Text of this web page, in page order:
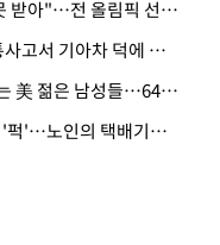
· "척추 부상에도 검사 못 받아"…전 올림픽 선수, 美봅슬레이협회 상대 소송
· 英유명 여배우, 큰 교통사고서 기아차 덕에 살았다
· "주식 매일 사고판다"는 美 젊은 남성들…64%가 "나는 인생의 패배자“
· 엘베 문 열리자 지팡이 '퍽'…노인의 택배기사 폭행 이유